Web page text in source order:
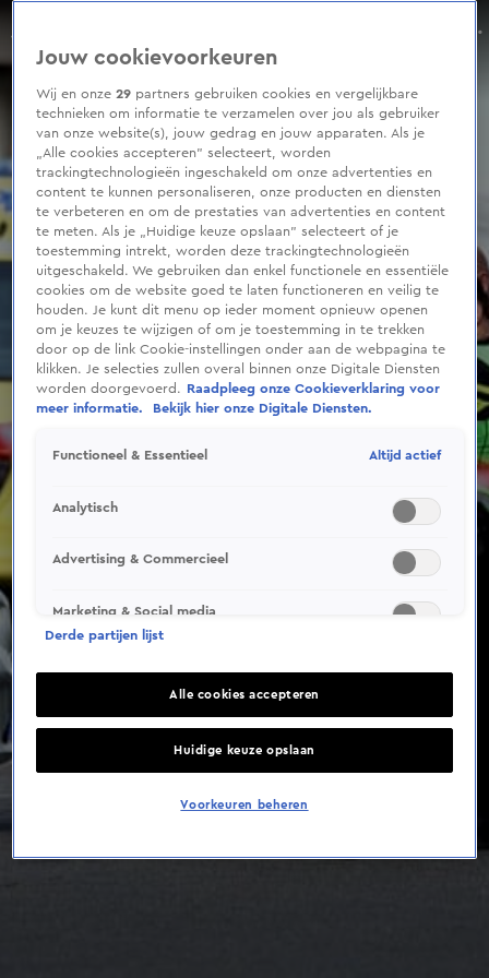
Een persoon overleden na botsing met taxi in Amsterdam
Aflevering 157, Seizoen 2025
of
37
Jouw cookievoorkeuren
Wij en onze29 partners gebruiken cookies en vergelijkbare
technieken om informatie te verzamelen over jou als gebruiker
van onze website(s), jouw gedrag en jouw apparaten. Als je
„Alle cookies accepteren” selecteert, worden
trackingtechnologieën ingeschakeld om onze advertenties en
content te kunnen personaliseren, onze producten en diensten
te verbeteren en om de prestaties van advertenties en content
te meten. Als je „Huidige keuze opslaan” selecteert of je
toestemming intrekt, worden deze trackingtechnologieën
uitgeschakeld. We gebruiken dan enkel functionele en essentiële
cookies om de website goed te laten functioneren en veilig te
houden. Je kunt dit menu op ieder moment opnieuw openen
om je keuzes te wijzigen of om je toestemming in te trekken
door op de link Cookie-instellingen onder aan de webpagina te
klikken. Je selecties zullen overal binnen onze Digitale Diensten
worden doorgevoerd.
Raadpleeg onze Cookieverklaring voor
meer informatie.
Bekijk hier onze Digitale Diensten.
Functioneel & Essentieel Altijd actief
Analytisch
Advertising & Commercieel
Marketing & Social media
Derde partijen lijst
Alle cookies accepteren
Huidige keuze opslaan
Voorkeuren beheren